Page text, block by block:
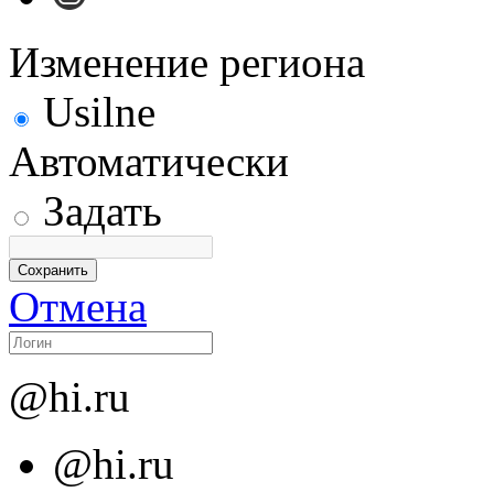
Изменение региона
Usilne
Автоматически
Задать
Отмена
@hi.ru
@hi.ru